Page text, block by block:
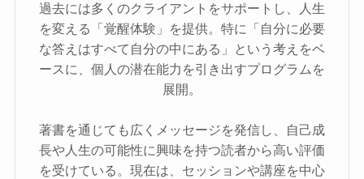
過去には多くのクライアントをサポートし、人生
を変える「覚醒体験」を提供。特に「自分に必要
な答えはすべて自分の中にある」という考えをベ
ースに、個人の潜在能力を引き出すプログラムを
展開。
著書を通じても広くメッセージを発信し、自己成
長や人生の可能性に興味を持つ読者から高い評価
を受けている。現在は、セッションや講座を中心